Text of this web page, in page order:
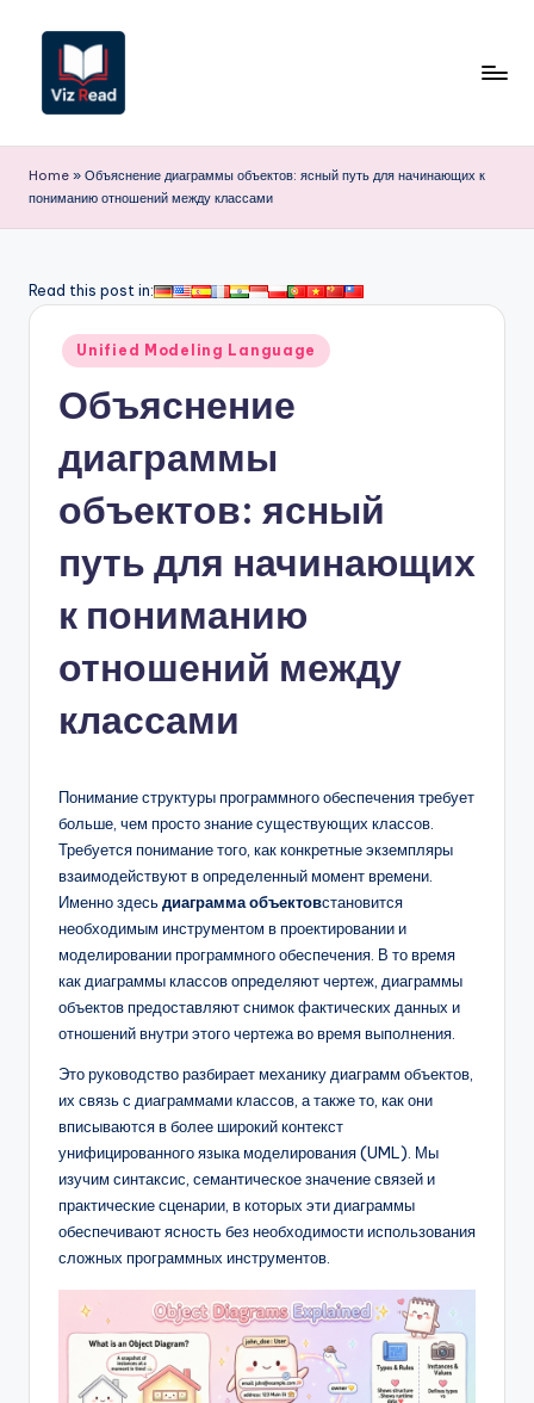
Перейти
содержимому
iz
R
a
si
w
&
D
it
Home » Объяснение диаграммы объектов: ясный путь для начинающих к
пониманию отношений между классами
Read this post in:
Опубликовано
Unified Modeling Language
Объяснение
диаграммы
объектов: ясный
путь для начинающих
к пониманию
отношений между
классами
Понимание структуры программного обеспечения требует
больше, чем просто знание существующих классов.
Требуется понимание того, как конкретные экземпляры
взаимодействуют в определенный момент времени.
Именно здесьдиаграмма объектовстановится
необходимым инструментом в проектировании и
моделировании программного обеспечения. В то время
как диаграммы классов определяют чертеж, диаграммы
объектов предоставляют снимок фактических данных и
отношений внутри этого чертежа во время выполнения.
Это руководство разбирает механику диаграмм объектов,
их связь с диаграммами классов, а также то, как они
вписываются в более широкий контекст
унифицированного языка моделирования (UML). Мы
изучим синтаксис, семантическое значение связей и
практические сценарии, в которых эти диаграммы
обеспечивают ясность без необходимости использования
сложных программных инструментов.